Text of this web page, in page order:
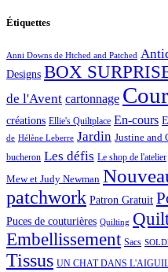
Étiquettes
Anni Downs de Htched and Patched
Designs BOX
de l'Avent cartonnage
créations Ellie's Quiltplace En-cours
de Hélène Leberre Jardin Justine and
bucheron Les défis Le shop de l'atelier
Mew et Judy Newman
patchwork Patron Gratuit
Puces de couturières Quilting
Embellissement Sacs
Tissus UN CHAT DANS